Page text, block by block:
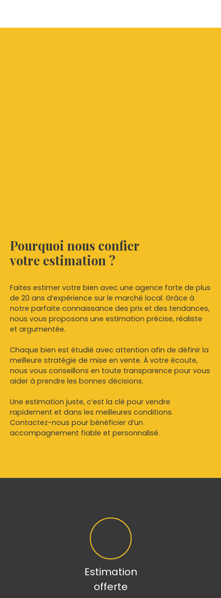
Pourquoi nous confier
votre estimation ?
Faites estimer votre bien avec une agence forte de plus
de 20 ans d’expérience sur le marché local. Grâce à
notre parfaite connaissance des prix et des tendances,
nous vous proposons une estimation précise, réaliste
et argumentée.
Chaque bien est étudié avec attention afin de définir la
meilleure stratégie de mise en vente. À votre écoute,
nous vous conseillons en toute transparence pour vous
aider à prendre les bonnes décisions.
Une estimation juste, c’est la clé pour vendre
rapidement et dans les meilleures conditions.
Contactez-nous pour bénéficier d’un
accompagnement fiable et personnalisé.
Estimation
offerte